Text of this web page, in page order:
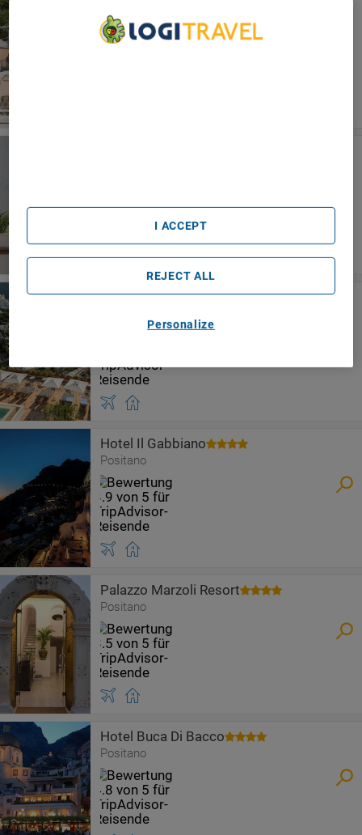
Conca D'Oro Hotel
Positano
Hotel Posa Posa
Hotel Il Gabbiano
Positano
Palazzo Marzoli Resort
Positano
Hotel Buca Di Bacco
Positano
Personalize
REJECT ALL
I ACCEPT